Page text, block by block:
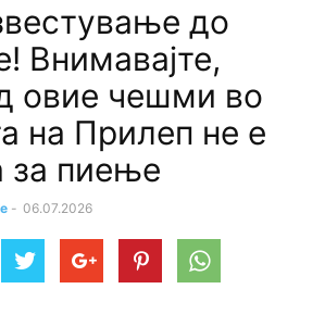
до
Внимавајте,
овие чешми во
на Прилеп не е
за пиење
- 06.07.2026